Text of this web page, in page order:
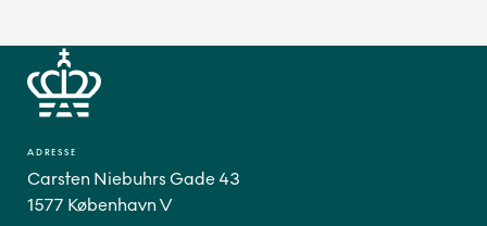
ADRESSE
Carsten Niebuhrs Gade 43
1577 København V